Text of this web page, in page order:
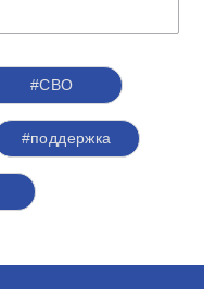
#СВО
#поддержка